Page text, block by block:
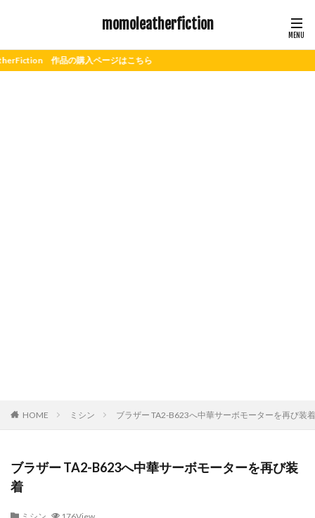
momoleatherfiction
ページはこちら
HOME ミシン ブラザー TA2-B623へ中華サーボモーターを再び装着
ブラザー TA2-B623へ中華サーボモーターを再び装
着